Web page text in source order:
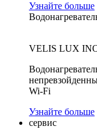
Узнайте больше
VELIS LUX
Wi-Fi
Узнайте больше
сервис